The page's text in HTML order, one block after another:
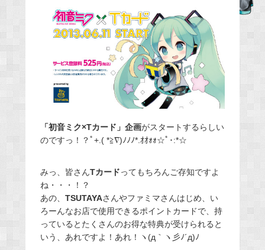
o
o
「初音ミク×Tカード」企画がスタートするらしい
のですっ！？ﾟ+.( *≧∇)ﾉﾉﾉ*.ｵｵｫｫ☆ﾟ･:*☆
みっ、皆さんTカードってもちろんご存知ですよ
ね・・・！？
あの、 TSUTAYAさんやファミマさんはじめ、い
ろーんなお店で使用できるポイントカードで、持
っているとたくさんのお得な特典が受けられると
いう、あれですよ！あれ！ヽ(д｀ヽ彡ﾉ´д)ﾉ